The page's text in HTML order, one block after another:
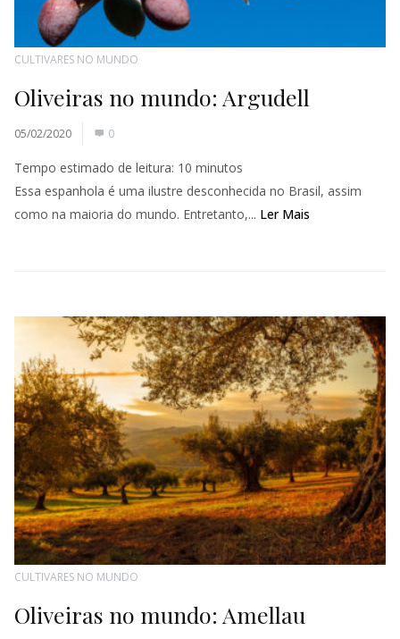
CULTIVARES NO MUNDO
Oliveiras no mundo: Argudell
05/02/2020 0
Tempo estimado de leitura: 10 minutos
Essa espanhola é uma ilustre desconhecida no Brasil, assim
como na maioria do mundo. Entretanto,... Ler Mais
CULTIVARES NO MUNDO
Oliveiras no mundo: Amellau